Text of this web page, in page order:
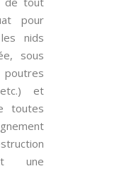
pour
nids
sous
et
toutes
une